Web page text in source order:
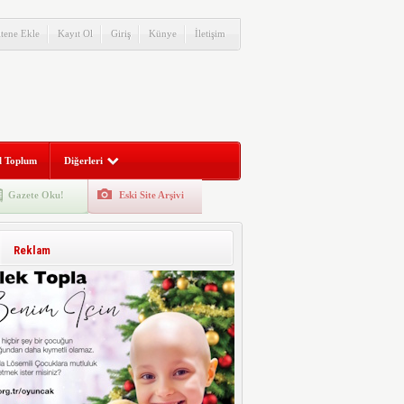
Ekle Kayıt Ol Giriş Künye İletişim
Toplum Diğerleri
Gazete Oku! Eski Site Arşivi
Reklam